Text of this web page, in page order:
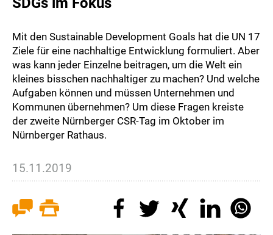
Mit den Sustainable Development Goals hat die UN 17
Ziele für eine nachhaltige Entwicklung formuliert. Aber
was kann jeder Einzelne beitragen, um die Welt ein
kleines bisschen nachhaltiger zu machen? Und welche
Aufgaben können und müssen Unternehmen und
Kommunen übernehmen? Um diese Fragen kreiste
der zweite Nürnberger CSR-Tag im Oktober im
Nürnberger Rathaus.
15.11.2019